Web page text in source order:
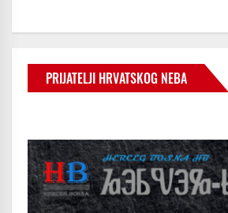
PRIJATELJI HRVATSKOG NEBA